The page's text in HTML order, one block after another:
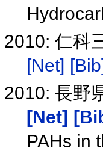
2010: 仁科
[Net]
2010: 長野
[Net]
PAHs in